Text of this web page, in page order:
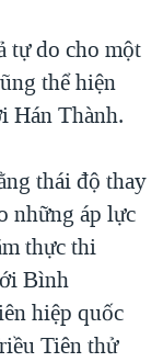
tự do cho một
thể hiện
Hán Thành.
thái độ thay
những áp lực
thực thi
Bình
hiệp quốc
Tiên thử